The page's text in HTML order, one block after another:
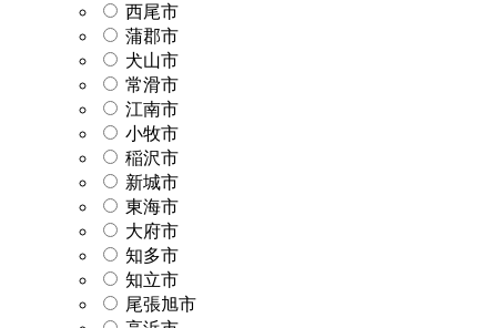
西尾市
蒲郡市
犬山市
常滑市
江南市
小牧市
稲沢市
新城市
東海市
大府市
知多市
知立市
尾張旭市